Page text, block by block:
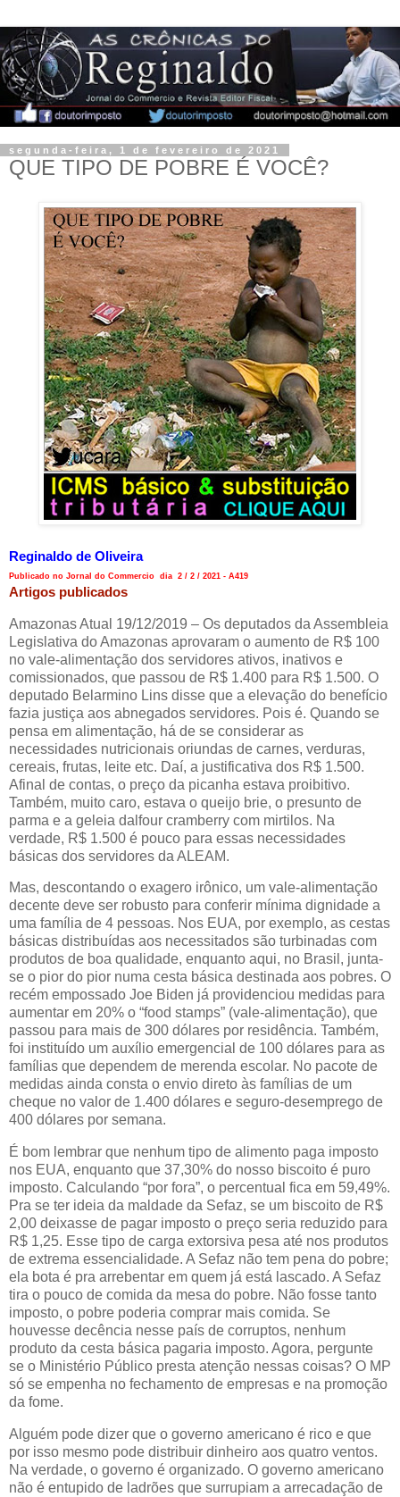
segunda-feira, 1 de fevereiro de 2021
QUE TIPO DE POBRE É VOCÊ?
Reginaldo de Oliveira
Publicado no Jornal do Commercio dia 2 / 2 / 2021 - A419
Artigos publicados
Amazonas Atual 19/12/2019 – Os deputados da Assembleia
Legislativa do Amazonas aprovaram o aumento de R$ 100
no vale-alimentação dos servidores ativos, inativos e
comissionados, que passou de R$ 1.400 para R$ 1.500. O
deputado Belarmino Lins disse que a elevação do benefício
fazia justiça aos abnegados servidores. Pois é. Quando se
pensa em alimentação, há de se considerar as
necessidades nutricionais oriundas de carnes, verduras,
cereais, frutas, leite etc. Daí, a justificativa dos R$ 1.500.
Afinal de contas, o preço da picanha estava proibitivo.
Também, muito caro, estava o queijo brie, o presunto de
parma e a geleia dalfour cramberry com mirtilos. Na
verdade, R$ 1.500 é pouco para essas necessidades
básicas dos servidores da ALEAM.
Mas, descontando o exagero irônico, um vale-alimentação
decente deve ser robusto para conferir mínima dignidade a
uma família de 4 pessoas. Nos EUA, por exemplo, as cestas
básicas distribuídas aos necessitados são turbinadas com
produtos de boa qualidade, enquanto aqui, no Brasil, junta-
se o pior do pior numa cesta básica destinada aos pobres. O
recém empossado Joe Biden já providenciou medidas para
aumentar em 20% o “food stamps” (vale-alimentação), que
passou para mais de 300 dólares por residência. Também,
foi instituído um auxílio emergencial de 100 dólares para as
famílias que dependem de merenda escolar. No pacote de
medidas ainda consta o envio direto às famílias de um
cheque no valor de 1.400 dólares e seguro-desemprego de
400 dólares por semana.
É bom lembrar que nenhum tipo de alimento paga imposto
nos EUA, enquanto que 37,30% do nosso biscoito é puro
imposto. Calculando “por fora”, o percentual fica em 59,49%.
Pra se ter ideia da maldade da Sefaz, se um biscoito de R$
2,00 deixasse de pagar imposto o preço seria reduzido para
R$ 1,25. Esse tipo de carga extorsiva pesa até nos produtos
de extrema essencialidade. A Sefaz não tem pena do pobre;
ela bota é pra arrebentar em quem já está lascado. A Sefaz
tira o pouco de comida da mesa do pobre. Não fosse tanto
imposto, o pobre poderia comprar mais comida. Se
houvesse decência nesse país de corruptos, nenhum
produto da cesta básica pagaria imposto. Agora, pergunte
se o Ministério Público presta atenção nessas coisas? O MP
só se empenha no fechamento de empresas e na promoção
da fome.
Alguém pode dizer que o governo americano é rico e que
por isso mesmo pode distribuir dinheiro aos quatro ventos.
Na verdade, o governo é organizado. O governo americano
não é entupido de ladrões que surrupiam a arrecadação de